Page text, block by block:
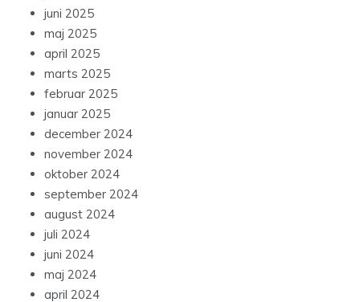
juni 2025
maj 2025
april 2025
marts 2025
februar 2025
januar 2025
december 2024
november 2024
oktober 2024
september 2024
august 2024
juli 2024
juni 2024
maj 2024
april 2024